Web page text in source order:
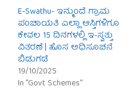
E-Swathu- ಇನ್ಮುಂದೆ ಗ್ರಾಮ
ಪಂಚಾಯತಿ ಎಲ್ಲಾ ಆಸ್ತಿಗಳಿಗೂ
ಕೇವಲ 15 ದಿನಗಳಲ್ಲಿ ಇ-ಸ್ವತ್ತು
ವಿತರಣೆ | ಹೊಸ ಅಧಿಸೂಚನೆ
ಬಿಡುಗಡೆ
19/10/2025
In "Govt Schemes"